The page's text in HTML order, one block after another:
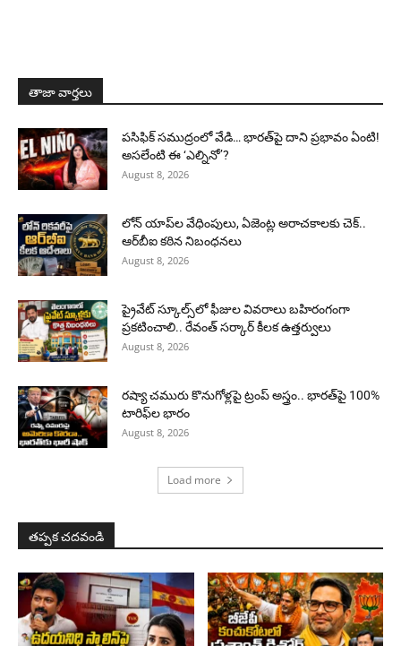
తాజా వార్తలు
పసిఫిక్ సముద్రంలో వేడి… భారత్‌పై దాని ప్రభావం ఏంటి!
అసలేంటి ఈ ‘ఎల్నినో’?
August 8, 2026
లోన్ యాప్‌ల వేధింపులు, ఏజెంట్ల అరాచకాలకు చెక్..
ఆర్‌బీఐ కఠిన నిబంధనలు
August 8, 2026
ప్రైవేట్ స్కూల్స్‌లో ఫీజుల వివరాలు బహిరంగంగా
ప్రకటించాలి.. రేవంత్ సర్కార్ కీలక ఉత్తర్వులు
August 8, 2026
రష్యా చమురు కొనుగోళ్లపై ట్రంప్ అస్త్రం.. భారత్‌పై 100%
టారిఫ్‌ల భారం
August 8, 2026
Load more
తప్పక చదవండి